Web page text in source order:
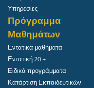
Υπηρεσίες
Πρόγραμμα
Μαθημάτων
Εντατικά μαθήματα
Εντατική 20 +
Ειδικά προγράμματα
Κατάρτιση Εκπαιδευτικών